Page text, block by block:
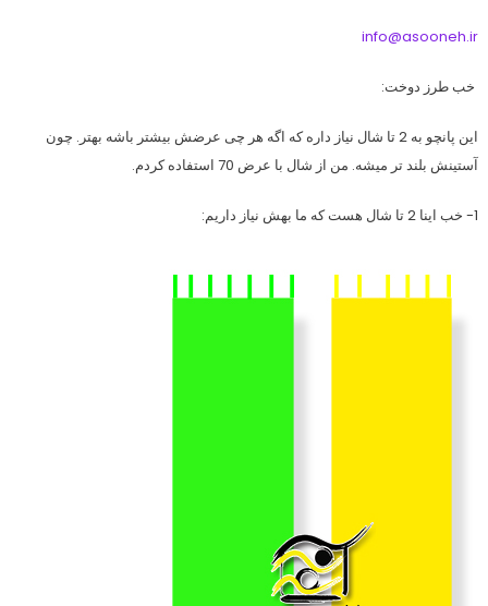
info@asooneh.ir
خب طرز دوخت:
این پانچو به 2 تا شال نیاز داره که اگه هر چی عرضش بیشتر باشه بهتر. چون
آستینش بلند تر میشه. من از شال با عرض 70 استفاده کردم.
1- خب اینا 2 تا شال هست که ما بهش نیاز داریم: